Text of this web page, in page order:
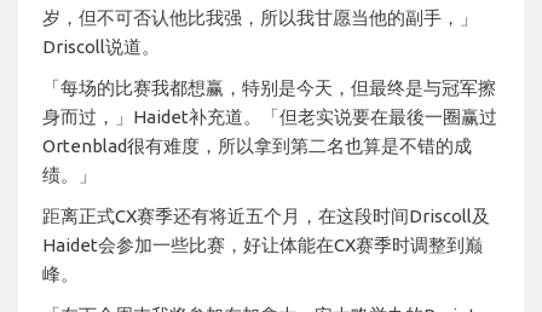
岁，但不可否认他比我强，所以我甘愿当他的副手，」
Driscoll说道。
「每场的比赛我都想赢，特别是今天，但最终是与冠军擦
身而过，」Haidet补充道。「但老实说要在最後一圈赢过
Ortenblad很有难度，所以拿到第二名也算是不错的成
绩。」
距离正式CX赛季还有将近五个月，在这段时间Driscoll及
Haidet会参加一些比赛，好让体能在CX赛季时调整到巅
峰。